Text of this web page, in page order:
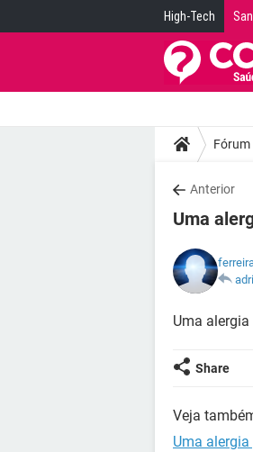
High-Tech
Fórum
Anterior
Uma
Uma
Share
Veja
Uma